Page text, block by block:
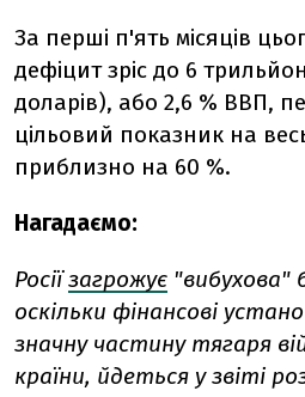
За перші п'ять місяців
дефіцит зріс до 6
доларів), або 2,6 % ВВП,
цільовий показник на
приблизно на 60 %.
Нагадаємо:
Росії загрожує "вибухова"
оскільки фінансові
значну частину тягаря
країни, йдеться у звіті